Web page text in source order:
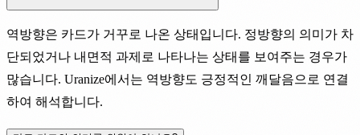
역방향은 카드가 거꾸로 나온 상태입니다. 정방향의 의미가 차
단되었거나 내면적 과제로 나타나는 상태를 보여주는 경우가
많습니다. Uranize에서는 역방향도 긍정적인 깨달음으로 연결
하여 해석합니다.